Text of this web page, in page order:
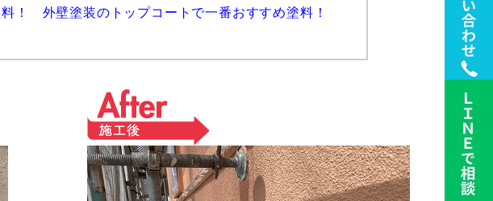
！ 外壁塗装のトップコートで一番おすすめ塗料！